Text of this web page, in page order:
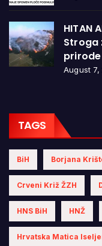
HITAN
Stroga
prirode
August 7,
TAGS
BiH Borjana
Crveni Križ ŽZH
HNS BiH HNŽ
Hrvatska Matica